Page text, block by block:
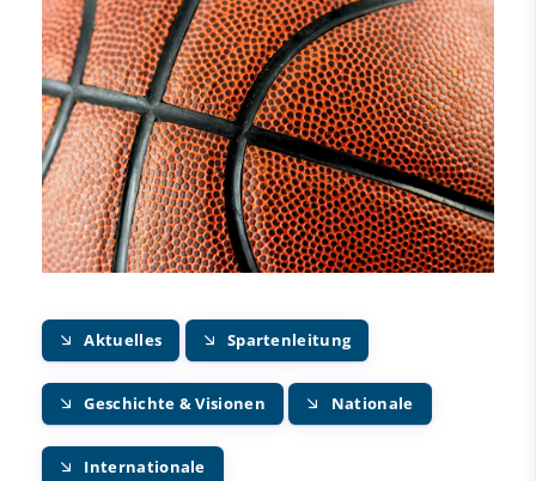
Aktuelles Spartenleitung
Geschichte & Visionen Nationale
Internationale